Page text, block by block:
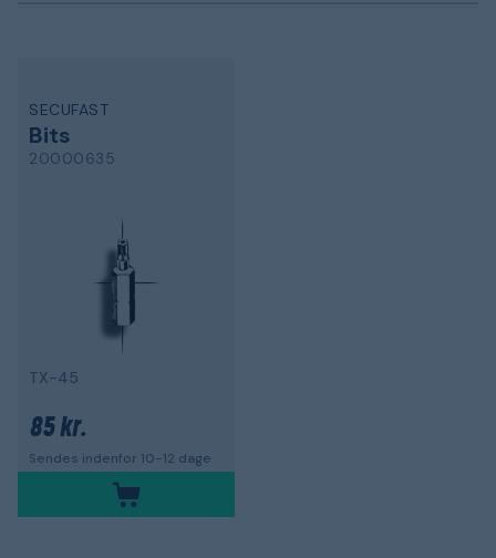
SECUFAST
Bits
20000635
TX-45
85 kr.
Sendes indenfor 10-12 dage